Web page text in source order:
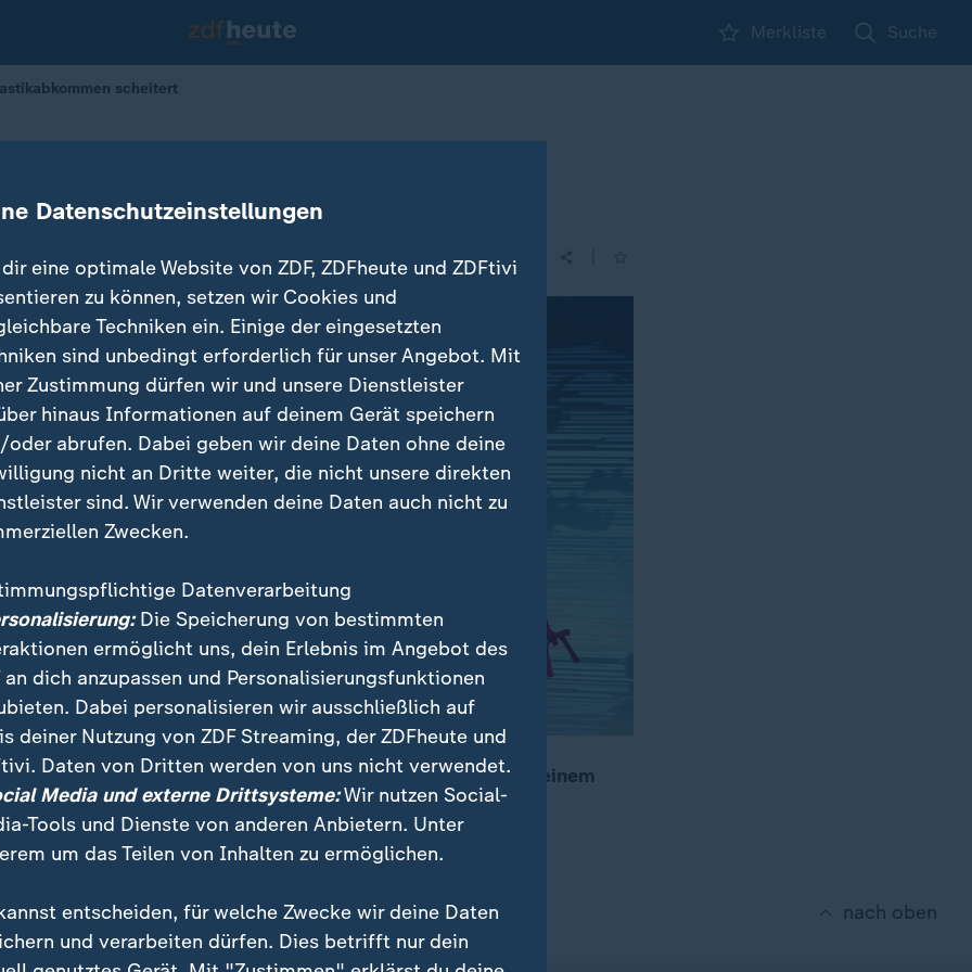
Merkliste Suche
scheitert
Plastikabkommen scheitert
Plastikproblems scheiterte die Staatengemeinschaft an einem
von Produktion und Abfall.
nach oben
Datenschutzeinstellungen
eine optimale Website von ZDF, ZDFheute und ZDFtivi
zu können, setzen wir Cookies und
Techniken ein. Einige der eingesetzten
sind unbedingt erforderlich für unser Angebot. Mit
Zustimmung dürfen wir und unsere Dienstleister
hinaus Informationen auf deinem Gerät speichern
oder abrufen. Dabei geben wir deine Daten ohne deine
nicht an Dritte weiter, die nicht unsere direkten
sind. Wir verwenden deine Daten auch nicht zu
Zwecken.
Datenverarbeitung
Die Speicherung von bestimmten
ermöglicht uns, dein Erlebnis im Angebot des
an dich anzupassen und Personalisierungsfunktionen
Dabei personalisieren wir ausschließlich auf
deiner Nutzung von ZDF Streaming, der ZDFheute und
Daten von Dritten werden von uns nicht verwendet.
Media und externe Drittsysteme:Wir nutzen Social-
Tools und Dienste von anderen Anbietern. Unter
um das Teilen von Inhalten zu ermöglichen.
entscheiden, für welche Zwecke wir deine Daten
und verarbeiten dürfen. Dies betrifft nur dein